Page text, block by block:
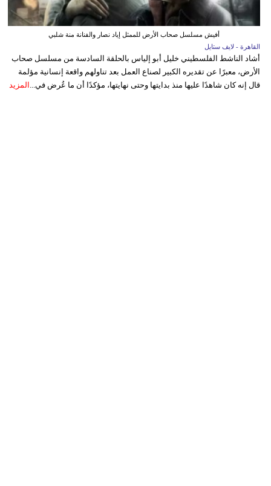
أفيش مسلسل صحاب الأرض للممثل إياد نصار والفنانة منة شلبي
القاهرة - لايف ستايل
أشاد الناشط الفلسطيني خليل أبو إلياس بالحلقة السادسة من مسلسل صحاب
الأرض، معبرًا عن تقديره الكبير لصناع العمل بعد تناولهم واقعة إنسانية مؤلمة
قال إنه كان شاهدًا عليها منذ بدايتها وحتى نهايتها، مؤكدًا أن ما عُرض في... المزيد